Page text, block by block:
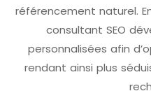
référencement naturel.
consultant SEO
personnalisées afin
rendant ainsi plus